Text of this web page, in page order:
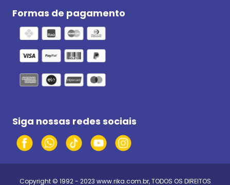
Formas de pagamento
Siga nossas redes sociais
Copyright © 1992 - 2023 www.rika.com.br, TODOS OS DIREITOS